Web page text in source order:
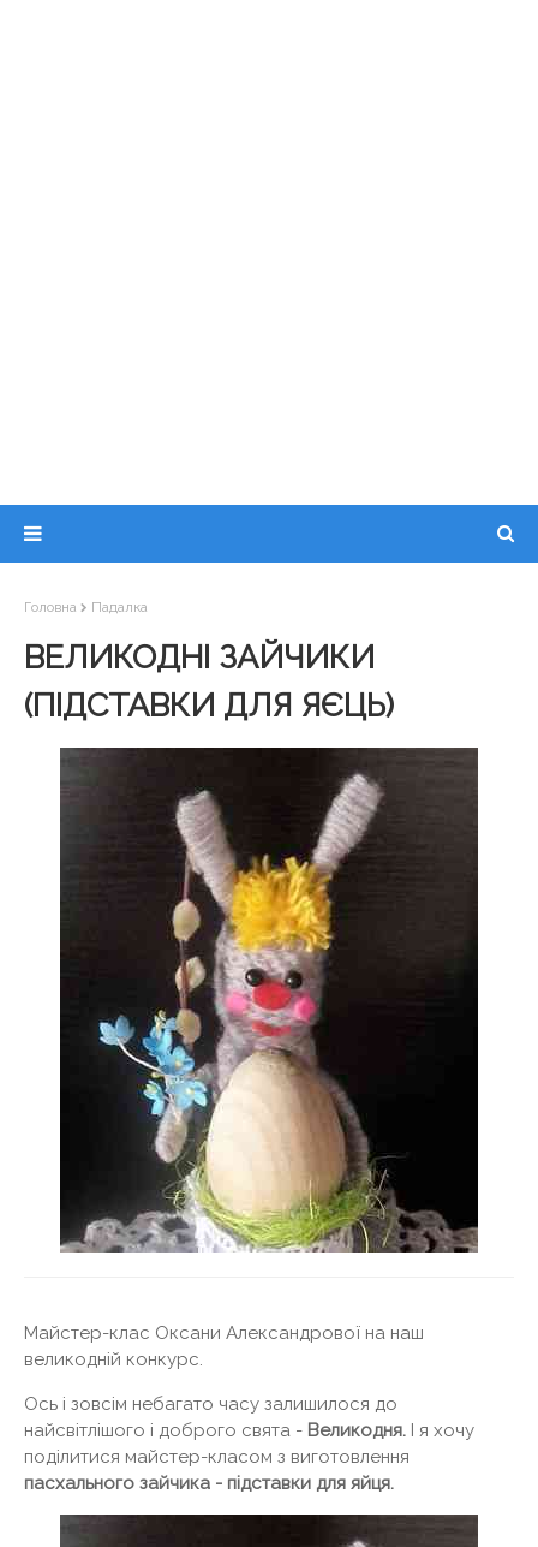
Головна Падалка
ВЕЛИКОДНІ ЗАЙЧИКИ
(ПІДСТАВКИ ДЛЯ ЯЄЦЬ)
Майстер-клас Оксани Александрової на наш
великодній конкурс.
Ось і зовсім небагато часу залишилося до
найсвітлішого і доброго свята - Великодня. І я хочу
поділитися майстер-класом з виготовлення
пасхального зайчика - підставки для яйця.